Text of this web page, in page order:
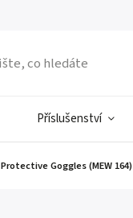
Příslušenství
Protective Goggles (MEW 164)